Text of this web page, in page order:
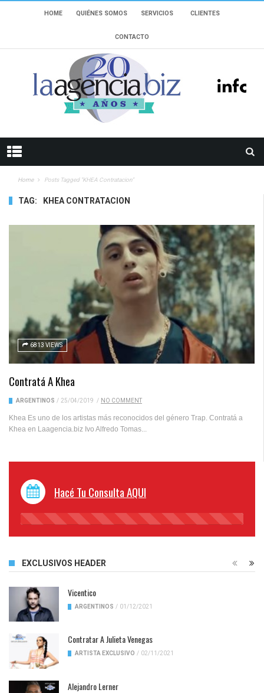
HOME QUIÉNES SOMOS SERVICIOS CLIENTES
CONTACTO
Home Posts Tagged "KHEA Contratacion"
TAG: KHEA CONTRATACION
6813 VIEWS
Contratá A Khea
ARGENTINOS / 25/04/2019 / NO COMMENT
Khea Es uno de los artistas más reconocidos del género Trap. Contratá a
Khea en Laagencia.biz Ivo Alfredo Tomas...
Hacé Tu Consulta AQUI
45%
EXCLUSIVOS HEADER
Vicentico
ARGENTINOS / 01/12/2021
Contratar A Julieta Venegas
ARTISTA EXCLUSIVO / 02/11/2021
Alejandro Lerner